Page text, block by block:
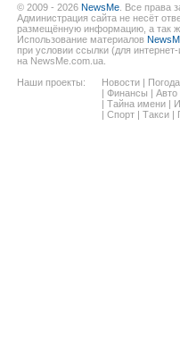
© 2009 - 2026 NewsMe . Все права
Администрация сайта не несёт
размещённую информацию, а так
Использование материалов
при условии ссылки (для
на NewsMe.com.ua.
Наши проекты:
Новости | Погода
| Финансы | Авто
| Тайна имени |
| Спорт | Такси |